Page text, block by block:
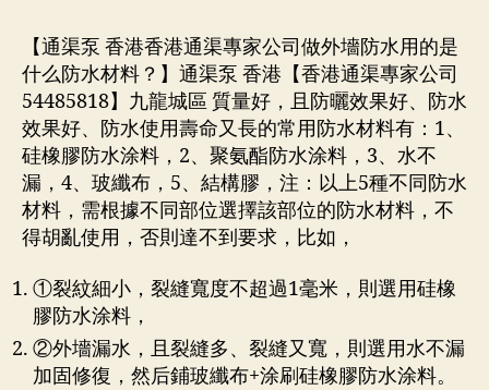
【通渠泵 香港香港通渠專家公司做外墻防水用的是
什么防水材料？】通渠泵 香港【香港通渠專家公司
54485818】九龍城區 質量好，且防曬效果好、防水
效果好、防水使用壽命又長的常用防水材料有：1、
硅橡膠防水涂料，2、聚氨酯防水涂料，3、水不
漏，4、玻纖布，5、結構膠，注：以上5種不同防水
材料，需根據不同部位選擇該部位的防水材料，不
得胡亂使用，否則達不到要求，比如，
①裂紋細小，裂縫寬度不超過1毫米，則選用硅橡
膠防水涂料，
②外墻漏水，且裂縫多、裂縫又寬，則選用水不漏
加固修復，然后鋪玻纖布+涂刷硅橡膠防水涂料。